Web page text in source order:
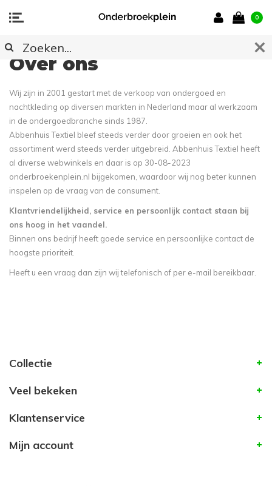
0
Over ons
Wij zijn in 2001 gestart met de verkoop van ondergoed en
nachtkleding op diversen markten in Nederland maar al werkzaam
in de ondergoedbranche sinds 1987.
Abbenhuis Textiel bleef steeds verder door groeien en ook het
assortiment werd steeds verder uitgebreid. Abbenhuis Textiel heeft
al diverse webwinkels en daar is op 30-08-2023
onderbroekenplein.nl bijgekomen, waardoor wij nog beter kunnen
inspelen op de vraag van de consument.
Klantvriendelijkheid, service en persoonlijk contact staan bij
ons hoog in het vaandel.
Binnen ons bedrijf heeft goede service en persoonlijke contact de
hoogste prioriteit.
Heeft u een vraag dan zijn wij telefonisch of per e-mail bereikbaar.
Collectie
Veel bekeken
Klantenservice
Mijn account